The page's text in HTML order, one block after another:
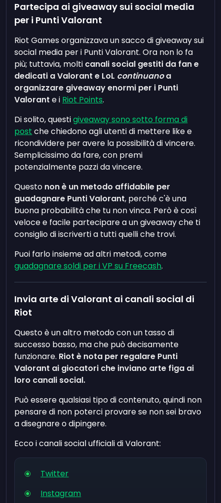
Partecipa ai giveaway sui social media
per i Punti Valorant
Riot Games organizzava un sacco di giveaway sui
social media per i Punti Valorant. Ora non lo fa
più; tuttavia, molti canali social gestiti da fan e
dedicati a Valorant e LoL continuanoa
organizzare giveaway enormi per i Punti
Valorant e i Riot Points.
Di solito, questigiveaway sono sotto forma di
post che chiedono agli utenti di mettere like e
ricondividere per avere la possibilità di vincere.
Semplicissimo da fare, con premi
potenzialmente pazzi da vincere.
Questo non è un metodo affidabile per
guadagnare Punti Valorant, perché c'è una
buona probabilità che tu non vinca. Però è così
veloce e facile partecipare a un giveaway che ti
consiglio di iscriverti a tutti quelli che trovi.
Puoi farlo insieme ad altri metodi, come
guadagnare soldi per i VP su Freecash.
Invia arte di Valorant ai canali social di
Riot
Questo è un altro metodo con un tasso di
successo basso, ma che può decisamente
funzionare. Riot è nota per regalare Punti
Valorant ai giocatori che inviano arte figa ai
loro canali social.
Può essere qualsiasi tipo di contenuto, quindi non
pensare di non poterci provare se non sei bravo
a disegnare o dipingere.
Ecco i canali social ufficiali di Valorant:
Twitter
Instagram